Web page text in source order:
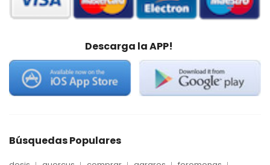
Descarga la APP!
Búsquedas Populares